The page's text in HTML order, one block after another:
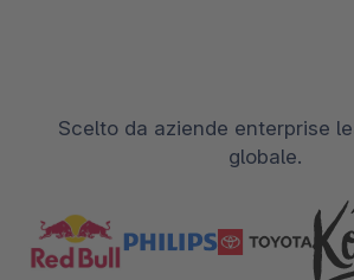
Scelto da aziende enterprise
globale.